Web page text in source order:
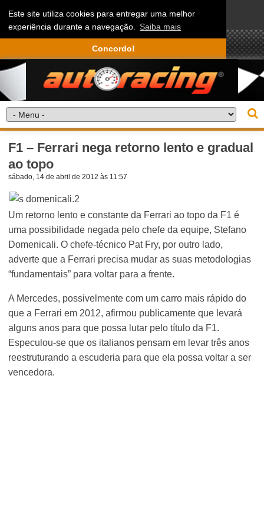
Este site utiliza cookies para entregar uma melhor
experiência durante a navegação. Saiba mais
Concordo!
F1 – Ferrari nega retorno lento e gradual
ao topo
sábado, 14 de abril de 2012 às 11:57
Um retorno lento e constante da Ferrari ao topo da F1 é
uma possibilidade negada pelo chefe da equipe, Stefano
Domenicali. O chefe-técnico Pat Fry, por outro lado,
adverte que a Ferrari precisa mudar as suas metodologias
“fundamentais” para voltar para a frente.
A Mercedes, possivelmente com um carro mais rápido do
que a Ferrari em 2012, afirmou publicamente que levará
alguns anos para que possa lutar pelo título da F1.
Especulou-se que os italianos pensam em levar três anos
reestruturando a escuderia para que ela possa voltar a ser
vencedora.